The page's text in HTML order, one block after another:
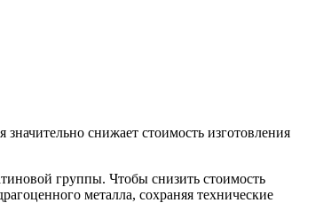
снижает стоимость изготовления
группы. Чтобы снизить стоимость
металла, сохраняя технические